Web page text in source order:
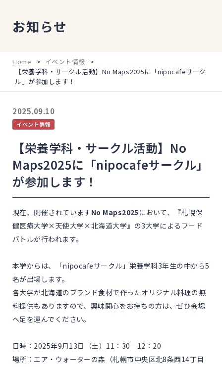
お知らせ
Home > イベント情報
>
【栄養学科・サークル活動】No Maps2025に「nipocafeサーク
ル」が参加します！
2025.09.10
イベント情報
【栄養学科・サークル活動】No
Maps2025に「nipocafeサークル」
が参加します！
現在、開催されていますNo Maps2025 において、『札幌保
健医療大学×天使大学×北海道大学』の3大学によるフード
バトルが行われます。
本学からは、「nipocafeサークル」栄養学科3年生の中から5
名が出場します。
各大学が北海道のブランド食材で作ったオリジナル料理の無
料提供もありますので、興味関心をお持ちの方は、ぜひ会場
へ足を運んでください。
日時：2025年9月13日（土）11：30－12：20
場所：エア・ウォーターの森（札幌市中央区北8条西14丁目